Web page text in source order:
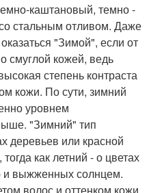
каштановый, темно -
стальным отливом. Даже
"Зимой", если от
смуглой кожей, ведь
степень контраста
кожи. По сути, зимний
уровнем
"Зимний" тип
деревьев или красной
как летний - о цветах
выжженных солнцем.